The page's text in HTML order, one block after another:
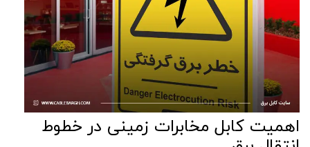
اهمیت کابل مخابرات زمینی در خطوط